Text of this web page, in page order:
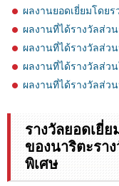
ผลงานยอดเยี่ยมโดยร
ผลงานที่ได้รางวัลส่ว
ผลงานที่ได้รางวัลส่ว
ผลงานที่ได้รางวัลส่วน
ผลงานที่ได้รางวัลส่ว
รางวัลยอดเยี่
ของนาริตะรา
พิเศษ